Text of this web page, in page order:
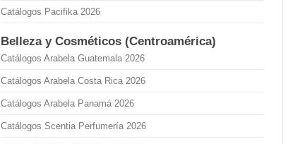
Catálogos Pacifika 2026
Belleza y Cosméticos (Centroamérica)
Catálogos Arabela Guatemala 2026
Catálogos Arabela Costa Rica 2026
Catálogos Arabela Panamá 2026
Catálogos Scentia Perfumería 2026